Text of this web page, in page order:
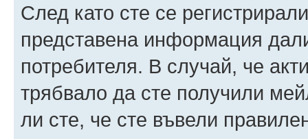
След като сте се
представена информация
потребителя. В случай, че
трябвало да сте получили
ли сте, че сте въвели